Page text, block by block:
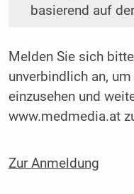
basierend auf
Melden Sie sich bitte
unverbindlich an,
einzusehen und
www.medmedia.at
Zur Anmeldung